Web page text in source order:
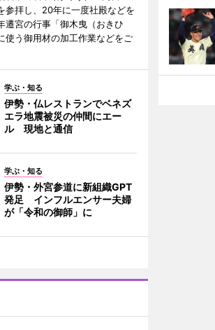
参拝し、20年に一度社殿などを
遷宮の行事「御木曳（おきひ
使う御用材の加工作業などをご
学ぶ・知る
伊勢・仏レストランでベネズ
エラ地震被災の仲間にエー
ル 現地と通信
学ぶ・知る
伊勢・外宮参道に新組織GPT
発足 インフルエンサー夫婦
が「令和の御師」に